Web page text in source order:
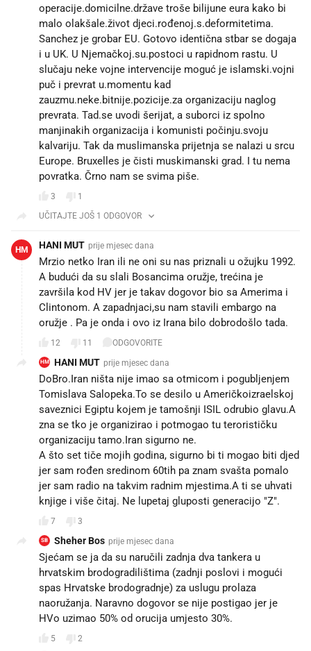
operacije.domicilne.države troše bilijune eura kako bi
malo olakšale.život djeci.rođenoj.s.deformitetima.
Sanchez je grobar EU. Gotovo identična stbar se dogaja
i u UK. U Njemačkoj.su.postoci u rapidnom rastu. U
slučaju neke vojne intervencije moguć je islamski.vojni
puč i prevrat u.momentu kad
zauzmu.neke.bitnije.pozicije.za organizaciju naglog
prevrata. Tad.se uvodi šerijat, a suborci iz spolno
manjinakih organizacija i komunisti počinju.svoju
kalvariju. Tak da muslimanska prijetnja se nalazi u srcu
Europe. Bruxelles je čisti muskimanski grad. I tu nema
povratka. Črno nam se svima piše.
3
1
UČITAJTE JOŠ 1 ODGOVOR
HM HANI MUT prije mjesec dana
Mrzio netko Iran ili ne oni su nas priznali u ožujku 1992.
A budući da su slali Bosancima oružje, trećina je
završila kod HV jer je takav dogovor bio sa Amerima i
Clintonom. A zapadnjaci,su nam stavili embargo na
oružje . Pa je onda i ovo iz Irana bilo dobrodošlo tada.
12 11 ODGOVORITE
HM HANI MUT prije mjesec dana
DoBro.Iran ništa nije imao sa otmicom i pogubljenjem
Tomislava Salopeka.To se desilo u Američkoizraelskoj
saveznici Egiptu kojem je tamošnji ISIL odrubio glavu.A
zna se tko je organizirao i potmogao tu terorističku
organizaciju tamo.Iran sigurno ne.
A što set tiče mojih godina, sigurno bi ti mogao biti djed
jer sam rođen sredinom 60tih pa znam svašta pomalo
jer sam radio na takvim radnim mjestima.A ti se uhvati
knjige i više čitaj. Ne lupetaj gluposti generacijo "Z".
7 3
SB Sheher Bos prije mjesec dana
Sjećam se ja da su naručili zadnja dva tankera u
hrvatskim brodogradilištima (zadnji poslovi i mogući
spas Hrvatske brodogradnje) za uslugu prolaza
naoružanja. Naravno dogovor se nije postigao jer je
HVo uzimao 50% od orucija umjesto 30%.
5 2